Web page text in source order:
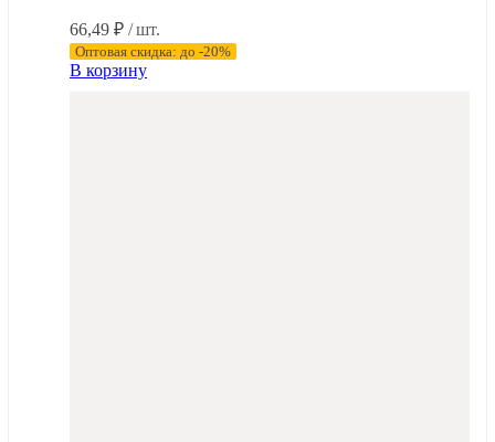
66,49 ₽ / шт.
Оптовая скидка: до -20%
В корзину